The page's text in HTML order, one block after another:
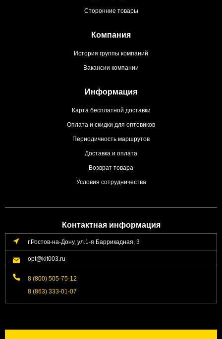
Сторонние товары
Компания
История группы компаний
Вакансии компании
Информация
Карта бесплатной доставки
Оплата и скидки для оптовиков
Периодичность маршрутов
Доставка и оплата
Возврат товара
Условия сотрудничества
Контактная информация
г.Ростов-на-Дону, ул.1-я Баррикадная, 3
opt@kit003.ru
8 (800) 505-75-12
8 (863) 333-01-07